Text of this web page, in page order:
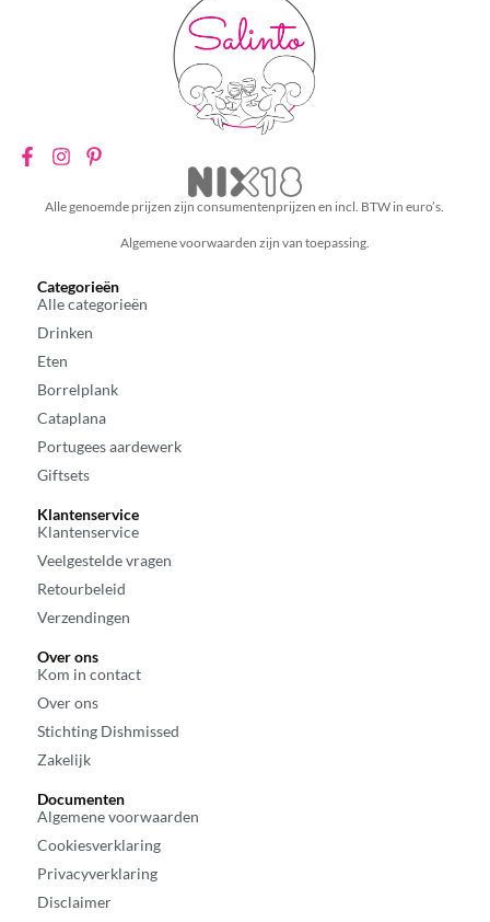
Alle genoemde prijzen zijn consumentenprijzen en incl. BTW in euro’s.
Algemene voorwaarden zijn van toepassing.
Categorieën
Alle categorieën
Drinken
Eten
Borrelplank
Cataplana
Portugees aardewerk
Giftsets
Klantenservice
Klantenservice
Veelgestelde vragen
Retourbeleid
Verzendingen
Over ons
Kom in contact
Over ons
Stichting Dishmissed
Zakelijk
Documenten
Algemene voorwaarden
Cookiesverklaring
Privacyverklaring
Disclaimer